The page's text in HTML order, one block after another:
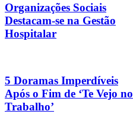
Organizações Sociais
Destacam-se na Gestão
Hospitalar
5 Doramas Imperdíveis
Após o Fim de ‘Te Vejo no
Trabalho’